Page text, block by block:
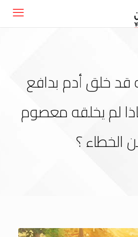
قد خلق أدم بدافع
لم يخلقه معصوم
الخطاء ؟